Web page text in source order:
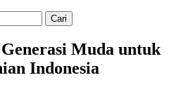
Muda untuk
Indonesia